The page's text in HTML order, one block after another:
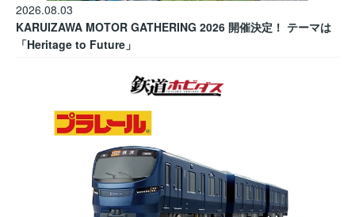
2026.08.03
KARUIZAWA MOTOR GATHERING 2026 開催決定！ テーマは
「Heritage to Future」